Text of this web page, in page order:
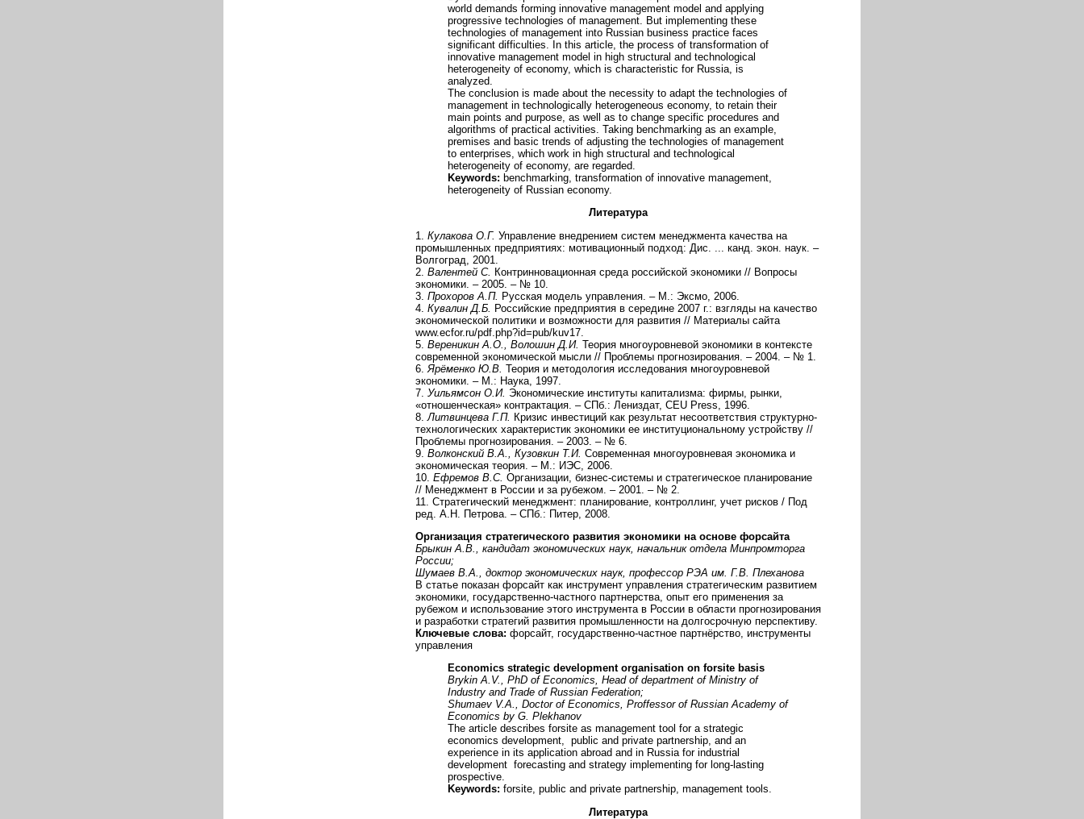
world demands forming innovative management model and applying
progressive technologies of management. But implementing these
technologies of management into Russian business practice faces
significant difficulties. In this article, the process of transformation of
innovative management model in high structural and technological
heterogeneity of economy, which is characteristic for Russia, is
analyzed.
The conclusion is made about the necessity to adapt the technologies of
management in technologically heterogeneous economy, to retain their
main points and purpose, as well as to change specific procedures and
algorithms of practical activities. Taking benchmarking as an example,
premises and basic trends of adjusting the technologies of management
to enterprises, which work in high structural and technological
heterogeneity of economy, are regarded.
Keywords: benchmarking, transformation of innovative management,
heterogeneity of Russian economy.
Литература
1. Кулакова О.Г. Управление внедрением систем менеджмента качества на
промышленных предприятиях: мотивационный подход: Дис. ... канд. экон. наук. –
Волгоград, 2001.
2. Валентей С. Контринновационная среда российской экономики // Вопросы
экономики. – 2005. – № 10.
3. Прохоров А.П. Русская модель управления. – М.: Эксмо, 2006.
4. Кувалин Д.Б.
Российские предприятия в середине 2007 г.: взгляды на качество
экономической политики и возможности для развития // Материалы сайта
www.ecfor.ru/pdf.php?id=pub/kuv17.
5. Вереникин А.О., Волошин Д.И. Теория многоуровневой экономики в контексте
современной экономической мысли // Проблемы прогнозирования. – 2004. – № 1.
6. Ярёменко Ю.В. Теория и методология исследования многоуровневой
экономики. – М.: Наука, 1997.
7. Уильямсон О.И. Экономические институты капитализма: фирмы, рынки,
«отношенческая» контрактация. – СПб.: Лениздат, CEU Press, 1996.
8. Литвинцева Г.П. Кризис инвестиций как результат несоответствия структурно-
технологических характеристик экономики ее институциональному устройству //
Проблемы прогнозирования. – 2003. – № 6.
9. Волконский В.А., Кузовкин Т.И. Современная многоуровневая экономика и
экономическая теория. – М.: ИЭС, 2006.
10. Ефремов В.С. Организации, бизнес-системы и стратегическое планирование
// Менеджмент в России и за рубежом. – 2001. – № 2.
11. Стратегический менеджмент: планирование, контроллинг, учет рисков / Под
ред. А.Н. Петрова. – СПб.: Питер, 2008.
Организация стратегического развития экономики на основе форсайта
Брыкин А.В., кандидат экономических наук, начальник отдела Минпромторга
России;
Шумаев В.А., доктор экономических наук, профессор РЭА им. Г.В. Плеханова
В статье показан форсайт как инструмент управления стратегическим развитием
экономики, государственно-частного партнерства, опыт его применения за
рубежом и использование этого инструмента в России в области прогнозирования
и разработки стратегий развития промышленности на долгосрочную перспективу.
Ключевые слова: форсайт, государственно-частное партнёрство, инструменты
управления
Economics strategic development organisation on forsite basis
Brykin A.V., PhD of Economics, Head of department of Ministry of
Industry and Trade of Russian Federation;
Shumaev V.A., Doctor of Economics, Proffessor of Russian Academy of
Economics by G. Plekhanov
The article describes forsite as management tool for a strategic
economics development, public and private partnership, and an
experience in its application abroad and in Russia for industrial
development forecasting and strategy implementing for long-lasting
prospective.
Keywords: forsite, public and private partnership, management tools.
Литература